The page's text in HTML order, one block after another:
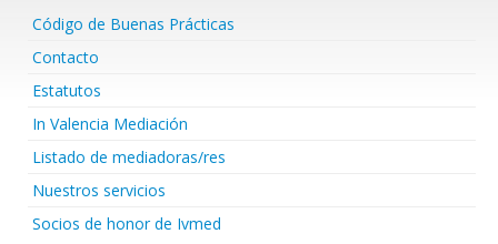
Código de Buenas Prácticas
Contacto
Estatutos
In Valencia Mediación
Listado de mediadoras/res
Nuestros servicios
Socios de honor de Ivmed